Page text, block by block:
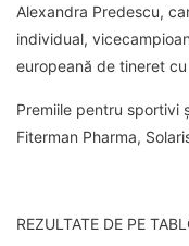
Alexandra Predescu,
individual,
europeană de tineret
Premiile pentru sportivi
Fiterman Pharma,
REZULTATE DE PE